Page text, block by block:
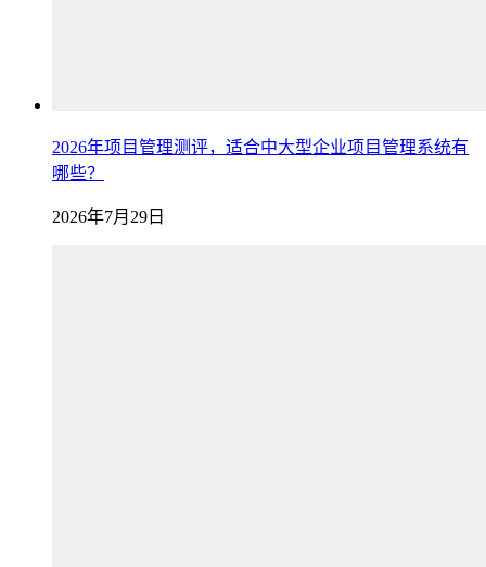
2026年项目管理测评，适合中大型企业项目管理系统有
哪些？
2026年7月29日